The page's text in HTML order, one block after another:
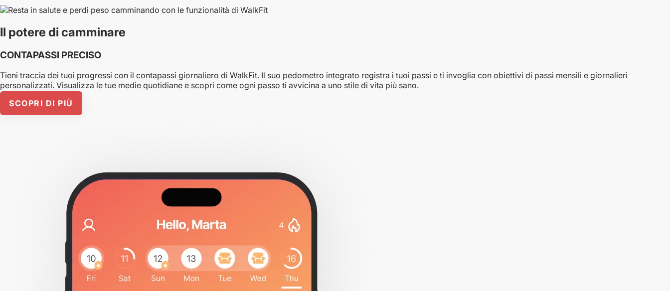
Il potere di camminare
CONTAPASSI PRECISO
Tieni traccia dei tuoi progressi con il contapassi giornaliero di WalkFit. Il suo pedometro integrato registra i tuoi passi e ti invoglia con obiettivi di passi mensili e giornalieri
personalizzati. Visualizza le tue medie quotidiane e scopri come ogni passo ti avvicina a uno stile di vita più sano.
SCOPRI DI PIÙ